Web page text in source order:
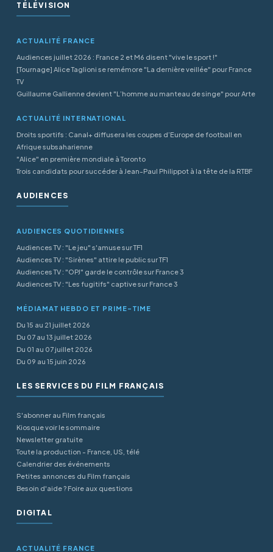
TÉLÉVISION
ACTUALITÉ FRANCE
Audiences juillet 2026 : France 2 et M6 disent "vive le sport !"
[Tournage] Alice Taglioni se remémore "La dernière veillée" pour France
TV
Guillaume Gallienne devient "L’homme au manteau de singe" pour Arte
ACTUALITÉ INTERNATIONAL
Droits sportifs : Canal+ diffusera les coupes d’Europe de football en
Afrique subsaharienne
"Alice" en première mondiale à Toronto
Trois candidats pour succéder à Jean-Paul Philippot à la tête de la RTBF
AUDIENCES
AUDIENCES QUOTIDIENNES
Audiences TV : "Le jeu" s'amuse sur TF1
Audiences TV : "Sirènes" attire le public sur TF1
Audiences TV : "OPJ" garde le contrôle sur France 3
Audiences TV : "Les fugitifs" captive sur France 3
MÉDIAMAT HEBDO ET PRIME-TIME
Du 15 au 21 juillet 2026
Du 07 au 13 juillet 2026
Du 01 au 07 juillet 2026
Du 09 au 15 juin 2026
LES SERVICES DU FILM FRANÇAIS
S'abonner au Film français
Kiosque voir le sommaire
Newsletter gratuite
Toute la production - France, US, télé
Calendrier des événements
Petites annonces du Film français
Besoin d'aide ? Foire aux questions
DIGITAL
ACTUALITÉ FRANCE